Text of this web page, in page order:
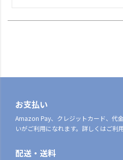
お支払い
Amazon Pay、クレジットカード、代
いがご利用になれます。詳しくはご利
配送・送料